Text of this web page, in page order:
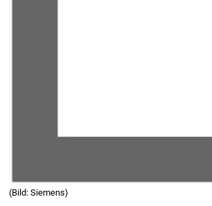
(Bild: Siemens)